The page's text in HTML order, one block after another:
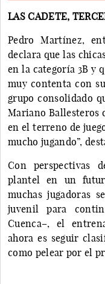
LAS CADETE,
Pedro Martínez,
declara que las
en la categoría 3B y
muy contenta con
grupo consolidado
Mariano Ballesteros
en el terreno de
mucho jugando”,
Con perspectivas
plantel en un
muchas jugadoras
juvenil para
Cuenca–, el
ahora es seguir
como pelear por el